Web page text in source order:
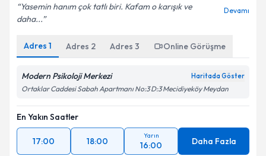
Yasemin hanım çok tatlı biri. Kafam o karışık ve
daha...
Devamı
Adres 1 Adres 2 Adres 3 Online Görüşme
Modern Psikoloji Merkezi Haritada Göster
Ortaklar Caddesi Sabah Apartmanı No:3 D:3 Mecidiyeköy Meydan
En Yakın Saatler
17:00 18:00
Yarın
16:00 Daha Fazla